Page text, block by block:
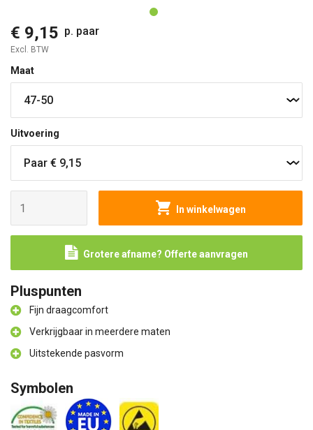
€ 9,15 p. paar
Excl. BTW
Maat
Uitvoering
In winkelwagen
Grotere afname? Offerte aanvragen
Pluspunten
Fijn draagcomfort
Verkrijgbaar in meerdere maten
Uitstekende pasvorm
Symbolen